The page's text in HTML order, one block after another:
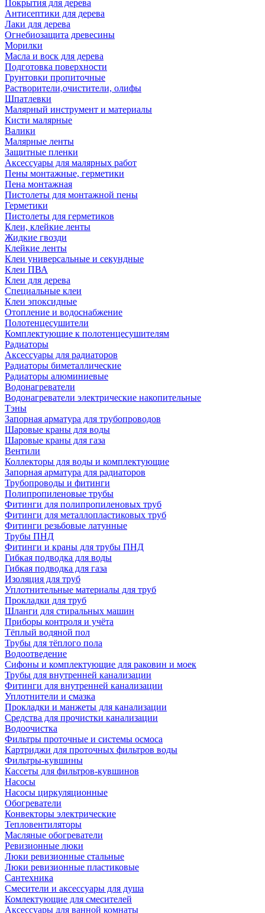
Покрытия для дерева
Антисептики для дерева
Лаки для дерева
Огнебиозащита древесины
Морилки
Масла и воск для дерева
Подготовка поверхности
Грунтовки пропиточные
Растворители,очистители, олифы
Шпатлевки
Малярный инструмент и материалы
Кисти малярные
Валики
Малярные ленты
Защитные пленки
Аксессуары для малярных работ
Пены монтажные, герметики
Пена монтажная
Пистолеты для монтажной пены
Герметики
Пистолеты для герметиков
Клеи, клейкие ленты
Жидкие гвозди
Клейкие ленты
Клеи универсальные и секундные
Клеи ПВА
Клеи для дерева
Специальные клеи
Клеи эпоксидные
Отопление и водоснабжение
Полотенцесушители
Комплектующие к полотенцесушителям
Радиаторы
Аксессуары для радиаторов
Радиаторы биметаллические
Радиаторы алюминиевые
Водонагреватели
Водонагреватели электрические накопительные
Тэны
Запорная арматура для трубопроводов
Шаровые краны для воды
Шаровые краны для газа
Вентили
Коллекторы для воды и комплектующие
Запорная арматура для радиаторов
Трубопроводы и фитинги
Полипропиленовые трубы
Фитинги для полипропиленовых труб
Фитинги для металлопластиковых труб
Фитинги резьбовые латунные
Трубы ПНД
Фитинги и краны для трубы ПНД
Гибкая подводка для воды
Гибкая подводка для газа
Изоляция для труб
Уплотнительные материалы для труб
Прокладки для труб
Шланги для стиральных машин
Приборы контроля и учёта
Тёплый водяной пол
Трубы для тёплого пола
Водоотведение
Сифоны и комплектующие для раковин и моек
Трубы для внутренней канализации
Фитинги для внутренней канализации
Уплотнители и смазка
Прокладки и манжеты для канализации
Средства для прочистки канализации
Водоочистка
Фильтры проточные и системы осмоса
Картриджи для проточных фильтров воды
Фильтры-кувшины
Кассеты для фильтров-кувшинов
Насосы
Насосы циркуляционные
Обогреватели
Конвекторы электрические
Тепловентиляторы
Масляные обогреватели
Ревизионные люки
Люки ревизионные стальные
Люки ревизионные пластиковые
Сантехника
Смесители и аксессуары для душа
Комлектующие для смесителей
Аксессуары для ванной комнаты